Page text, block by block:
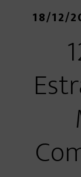
18/12/